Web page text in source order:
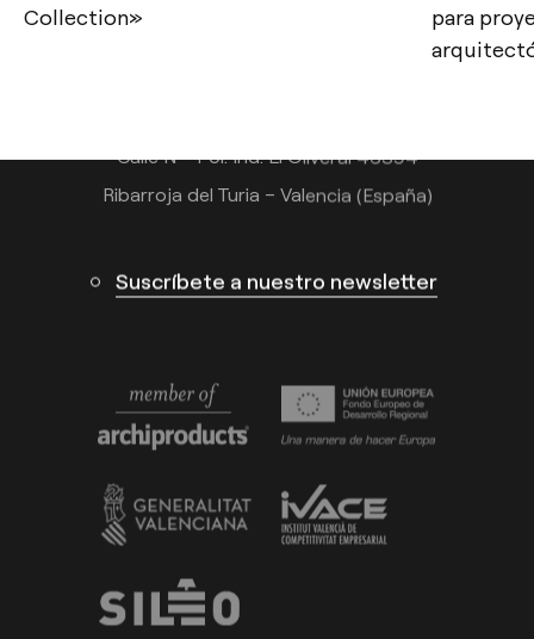
Collection»
para
Calle N – Pol. Ind. El Oliveral 46394
Ribarroja del Turia – Valencia (España)
Suscríbete a nuestro newsletter